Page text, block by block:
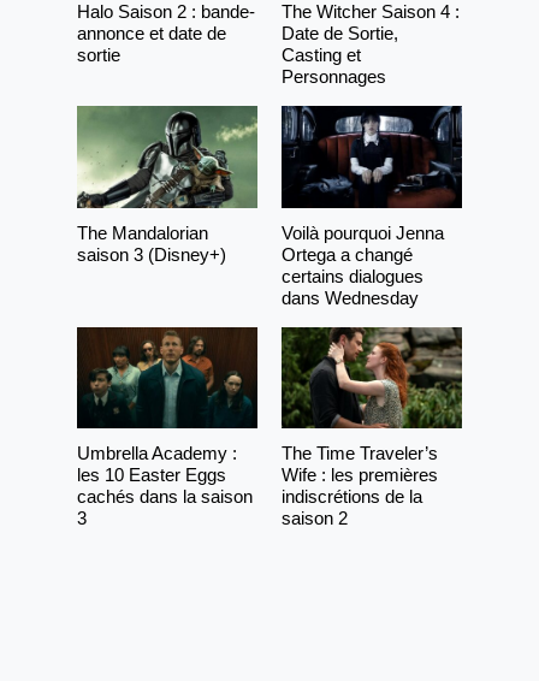
Halo Saison 2 : bande-
annonce et date de
sortie
The Witcher Saison 4 :
Date de Sortie,
Casting et
Personnages
The Mandalorian
saison 3 (Disney+)
Voilà pourquoi Jenna
Ortega a changé
certains dialogues
dans Wednesday
Umbrella Academy :
les 10 Easter Eggs
cachés dans la saison
3
The Time Traveler’s
Wife : les premières
indiscrétions de la
saison 2